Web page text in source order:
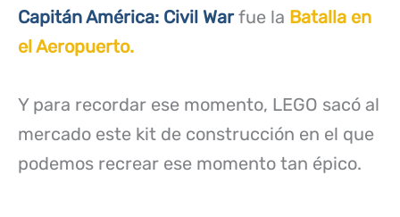
Capitán América: Civil Warfue la Batalla en
el Aeropuerto.
Y para recordar ese momento, LEGO sacó al
mercado este kit de construcción en el que
podemos recrear ese momento tan épico.